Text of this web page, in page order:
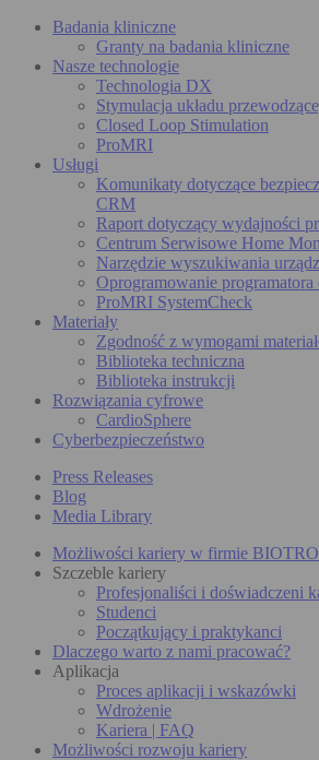
Badania kliniczne
Granty na badania kliniczne
Nasze technologie
Technologia DX
Stymulacja układu
Closed Loop Stimulation
ProMRI
Usługi
Komunikaty dotyczące
CRM
Raport dotyczący wydajności
Centrum Serwisowe Home
Narzędzie wyszukiwania
Oprogramowanie programatora
ProMRI SystemCheck
Materiały
Zgodność z wymogami
Biblioteka techniczna
Biblioteka instrukcji
Rozwiązania cyfrowe
CardioSphere
Cyberbezpieczeństwo
Press Releases
Blog
Media Library
Możliwości kariery w firmie
Szczeble kariery
Profesjonaliści i doświadczeni
Studenci
Początkujący i praktykanci
Dlaczego warto z nami pracować?
Aplikacja
Proces aplikacji i wskazówki
Wdrożenie
Kariera | FAQ
Możliwości rozwoju kariery